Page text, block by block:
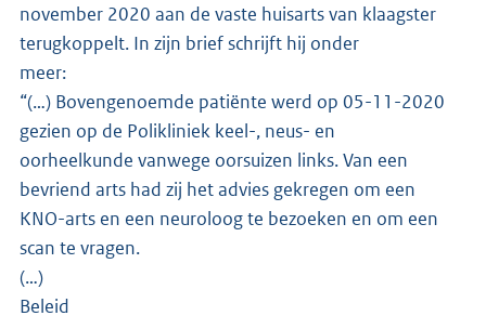
november 2020 aan de vaste huisarts van klaagster
terugkoppelt. In zijn brief schrijft hij onder
meer:
“(…) Bovengenoemde patiënte werd op 05-11-2020
gezien op de Polikliniek keel-, neus- en
oorheelkunde vanwege oorsuizen links. Van een
bevriend arts had zij het advies gekregen om een
KNO-arts en een neuroloog te bezoeken en om een
scan te vragen.
(…)
Beleid